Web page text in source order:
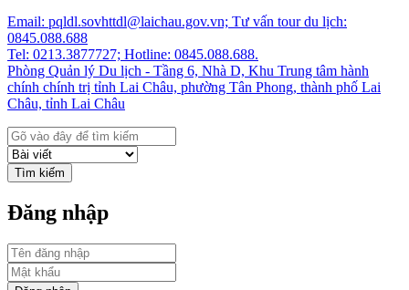
Email: pqldl.sovhttdl@laichau.gov.vn; Tư vấn tour du lịch:
0845.088.688
Tel: 0213.3877727; Hotline: 0845.088.688.
Phòng Quản lý Du lịch - Tầng 6, Nhà D, Khu Trung tâm hành
chính chính trị tỉnh Lai Châu, phường Tân Phong, thành phố Lai
Châu, tỉnh Lai Châu
Tìm kiếm
Đăng nhập